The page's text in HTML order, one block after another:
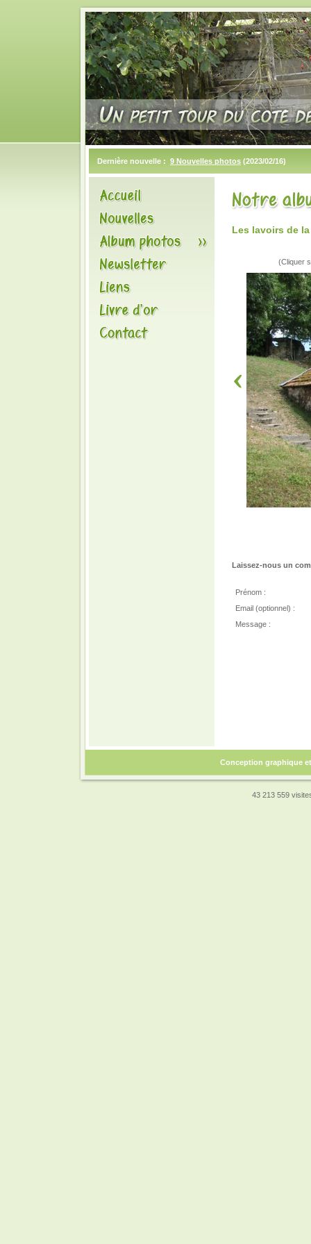
Dernière nouvelle : 9 Nouvelles photos (2023/02/16)
Les lavoirs de
(Cliquer
Laissez-nous un
Prénom :
Email (optionnel) :
Message :
Conception graphique
43 213 559